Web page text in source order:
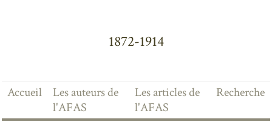
1872-1914
Accueil
Les auteurs de
l'AFAS
Les articles de
l'AFAS
Recherche